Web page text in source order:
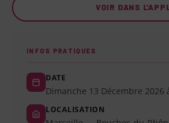
VOIR DANS
INFOS PRATIQUES
DATE
Dimanche 13 Décembre 2026
LOCALISATION